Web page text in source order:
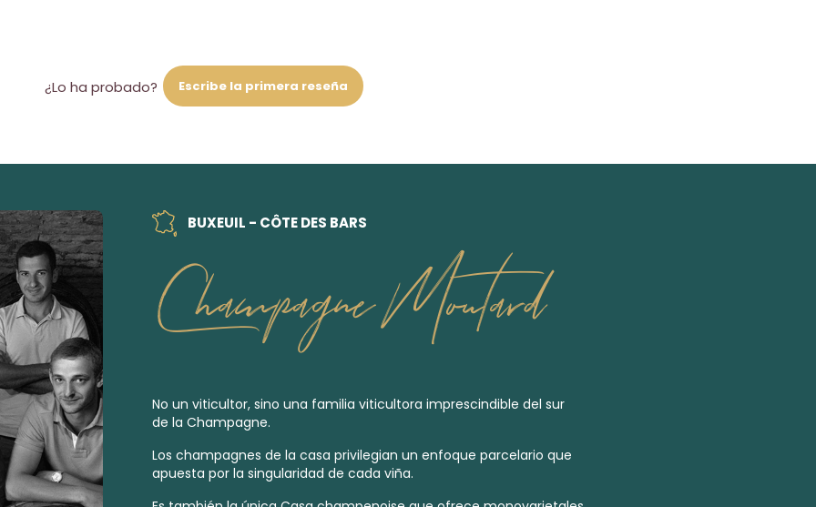
¿Lo ha probado? Escribe la primera reseña
BUXEUIL - CÔTE DES BARS
Champagne Moutard
No un viticultor, sino una familia viticultora imprescindible del sur
de la Champagne.
Los champagnes de la casa privilegian un enfoque parcelario que
apuesta por la singularidad de cada viña.